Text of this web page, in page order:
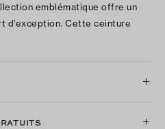
emblématique offre un
d’exception. Cette ceinture